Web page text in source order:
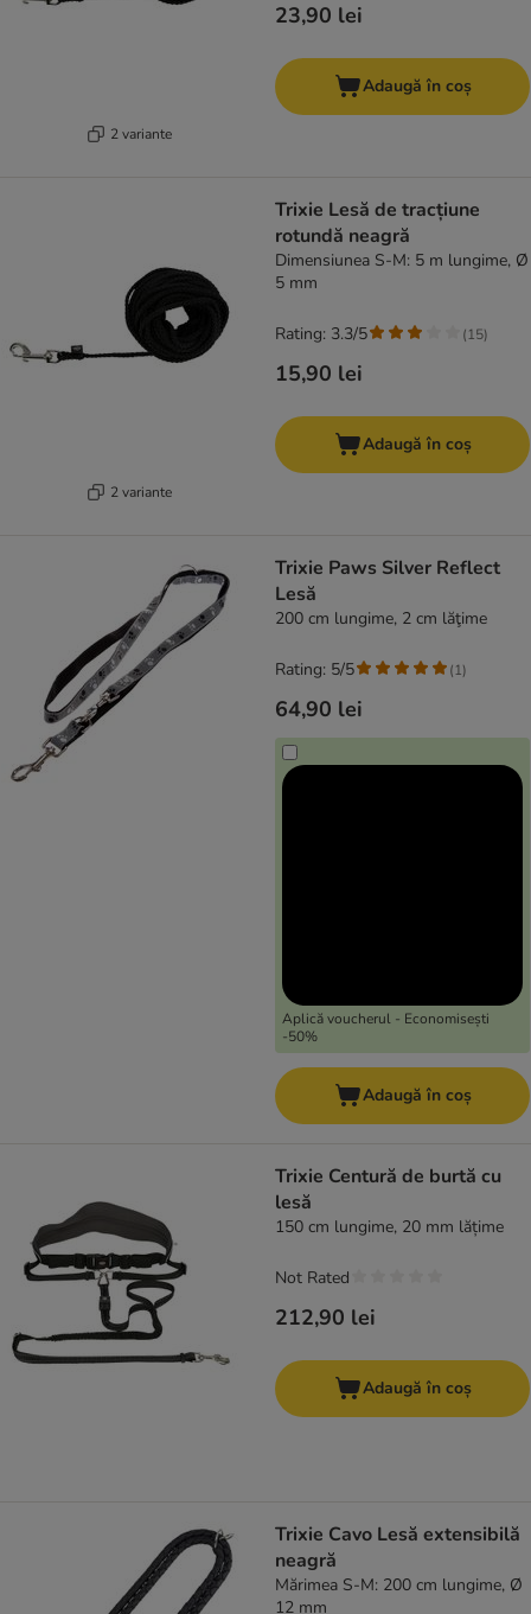
2 variante
23,90 lei
Adaugă în coș
2 variante
Trixie Lesă de tracțiune
rotundă neagră
Dimensiunea S-M: 5 m lungime, Ø
5 mm
15,90 lei
Rating: 3.3/5 (15)
Adaugă în coș
Trixie Paws Silver Reflect
Lesă
200 cm lungime, 2 cm lăţime
64,90 lei
Aplică voucherul - Economisești
-50%
Rating: 5/5 (1)
Adaugă în coș
Trixie Centură de burtă cu
lesă
150 cm lungime, 20 mm lățime
212,90 lei
Not Rated
Adaugă în coș
Trixie Cavo Lesă extensibilă
neagră
Mărimea S-M: 200 cm lungime, Ø
12 mm